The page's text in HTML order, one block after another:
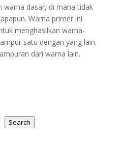
warna dasar, di mana tidak
Warna primer ini
menghasilkan warna-
satu dengan yang lain.
dari warna lain.
Search